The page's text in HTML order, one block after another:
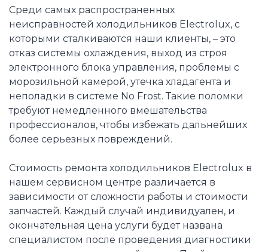
Среди самых распространенных
неисправностей холодильников Electrolux, с
которыми сталкиваются наши клиенты, – это
отказ системы охлаждения, выход из строя
электронного блока управления, проблемы с
морозильной камерой, утечка хладагента и
неполадки в системе No Frost. Такие поломки
требуют немедленного вмешательства
профессионалов, чтобы избежать дальнейших
более серьезных повреждений.
Стоимость ремонта холодильников Electrolux в
нашем сервисном центре различается в
зависимости от сложности работы и стоимости
запчастей. Каждый случай индивидуален, и
окончательная цена услуги будет названа
специалистом после проведения диагностики